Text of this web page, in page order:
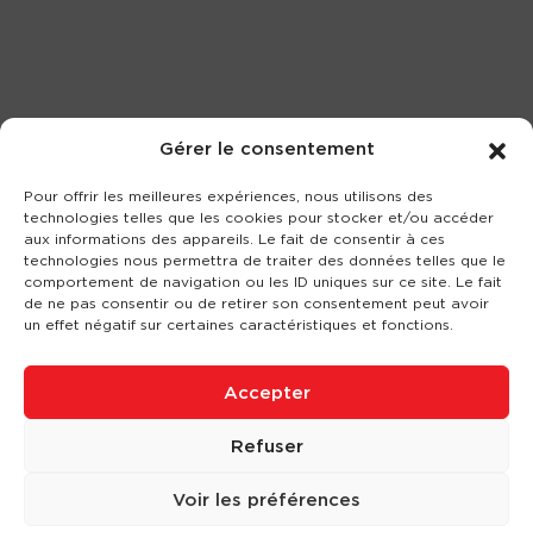
Gérer le consentement
Pour offrir les meilleures expériences, nous utilisons des
technologies telles que les cookies pour stocker et/ou accéder
aux informations des appareils. Le fait de consentir à ces
technologies nous permettra de traiter des données telles que le
comportement de navigation ou les ID uniques sur ce site. Le fait
de ne pas consentir ou de retirer son consentement peut avoir
un effet négatif sur certaines caractéristiques et fonctions.
Accepter
Refuser
Voir les préférences